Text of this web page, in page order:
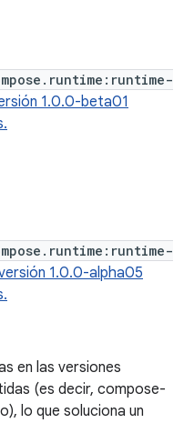
1.0.0-beta01
1.0.0-alpha05
en las versiones
(es decir, compose-
lo que soluciona un